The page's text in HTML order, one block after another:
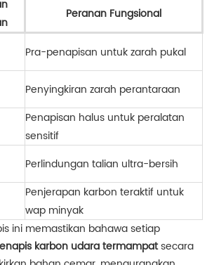
Peranan Fungsional
Pra-penapisan untuk zarah pukal
Penyingkiran zarah perantaraan
Penapisan halus untuk peralatan
sensitif
Perlindungan talian ultra-bersih
Penjerapan karbon teraktif untuk
wap minyak
ini memastikan bahawa setiap
karbon udara termampatsecara